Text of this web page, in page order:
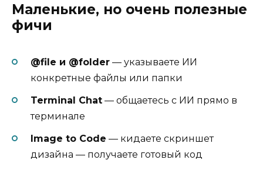
Маленькие, но очень полезные
фичи
@file и @folder — указываете ИИ
конкретные файлы или папки
Terminal Chat — общаетесь с ИИ прямо в
терминале
Image to Code — кидаете скриншет
дизайна — получаете готовый код